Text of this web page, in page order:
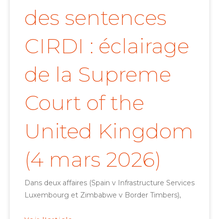
des sentences
CIRDI : éclairage
de la Supreme
Court of the
United Kingdom
(4 mars 2026)
Dans deux affaires (Spain v Infrastructure Services
Luxembourg et Zimbabwe v Border Timbers),